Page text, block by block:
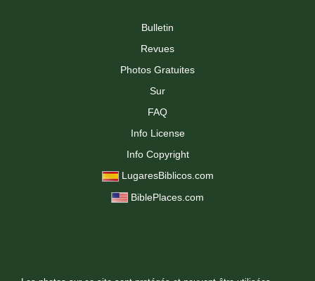
Bulletin
Revues
Photos Gratuites
Sur
FAQ
Info License
Info Copyright
LugaresBiblicos.com
BiblePlaces.com